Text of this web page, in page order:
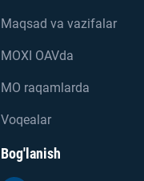
Maqsad va vazifalar
MOXI OAVda
MO raqamlarda
Voqealar
Bog'lanish